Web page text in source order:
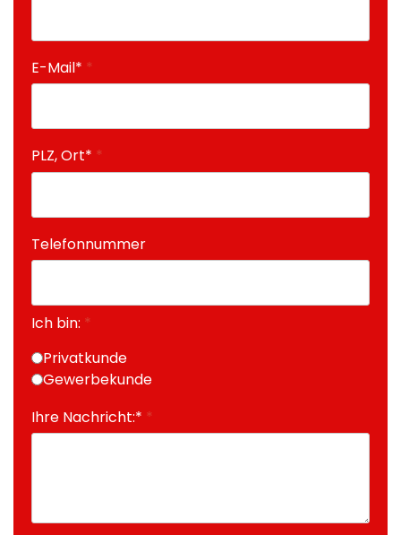
E-Mail* *
PLZ, Ort* *
Telefonnummer
Ich bin: *
Privatkunde
Gewerbekunde
Ihre Nachricht:* *